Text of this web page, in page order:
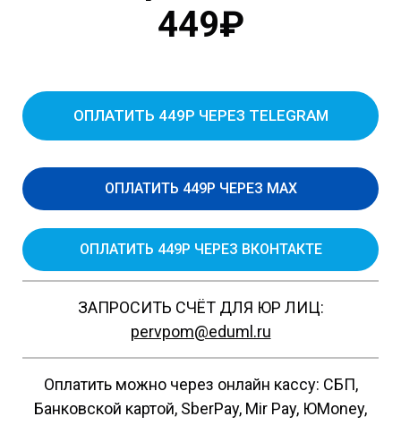
449₽
ОПЛАТИТЬ 449Р ЧЕРЕЗ TELEGRAM
ОПЛАТИТЬ 449Р ЧЕРЕЗ MAX
ОПЛАТИТЬ 449Р ЧЕРЕЗ ВКОНТАКТЕ
ЗАПРОСИТЬ СЧЁТ ДЛЯ ЮР ЛИЦ:
pervpom@eduml.ru
Оплатить можно через онлайн кассу: СБП,
Банковской картой, SberPay, Mir Pay, ЮMoney,